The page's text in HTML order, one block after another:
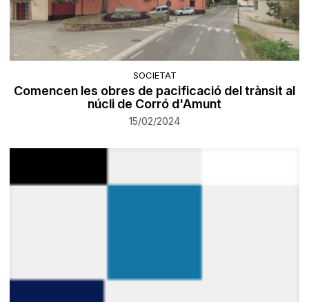
SOCIETAT
Comencen les obres de pacificació del trànsit al
núcli de Corró d'Amunt
15/02/2024